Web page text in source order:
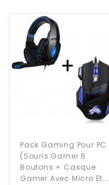
Pack Gaming Pour PC
(Souris Gamer 6
Boutons + Casque
Gamer Avec Micro Et...